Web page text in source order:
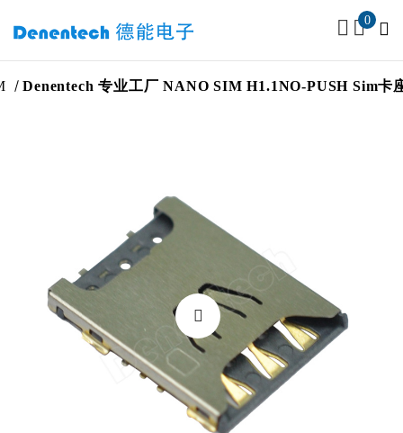
0
专业工厂 NANO SIM H1.1NO-PUSH Sim卡座连